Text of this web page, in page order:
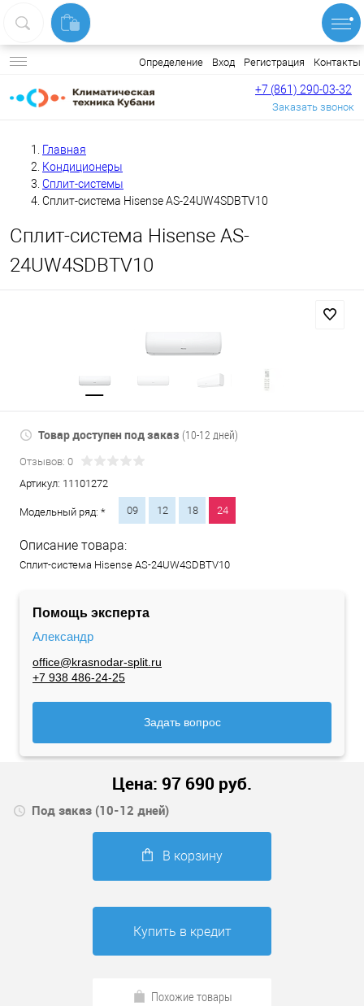
Определение Вход Регистрация Контакты
+7 (861) 290-03-32
Заказать звонок
Главная
Кондиционеры
Сплит-системы
Сплит-система Hisense AS-24UW4SDBTV10
Сплит-система Hisense AS-
24UW4SDBTV10
Товар доступен под заказ (10-12 дней)
Отзывов: 0
Артикул: 11101272
Модельный ряд: * 09 12 18 24
Описание товара:
Сплит-система Hisense AS-24UW4SDBTV10
Помощь эксперта
Александр
office@krasnodar-split.ru
+7 938 486-24-25
Задать вопрос
Цена: 97 690 руб.
Под заказ (10-12 дней)
В корзину
Купить в кредит
Похожие товары